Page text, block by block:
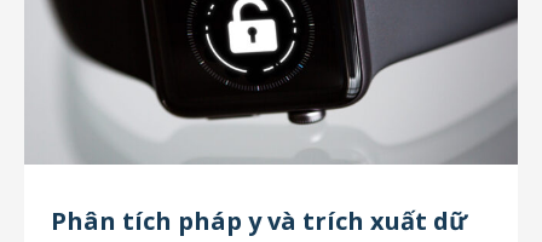
Phân tích pháp y và trích xuất dữ